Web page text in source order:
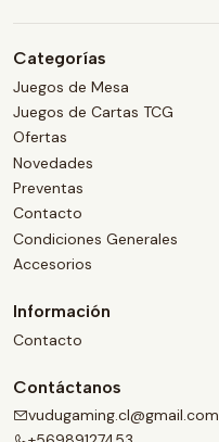
Categorías
Juegos de Mesa
Juegos de Cartas TCG
Ofertas
Novedades
Preventas
Contacto
Condiciones Generales
Accesorios
Información
Contacto
Contáctanos
vudugaming.cl@gmail.com